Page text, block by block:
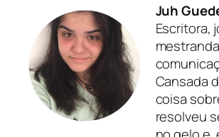
Juh
Escritora,
Cansada
coisa
resolveu